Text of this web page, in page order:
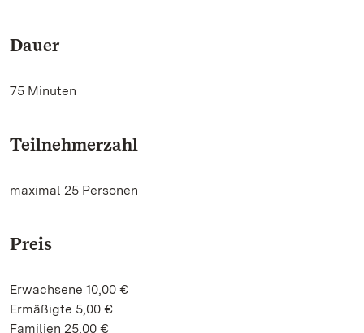
Dauer
75 Minuten
Teilnehmerzahl
maximal 25 Personen
Preis
Erwachsene 10,00 €
Ermäßigte 5,00 €
Familien 25,00 €